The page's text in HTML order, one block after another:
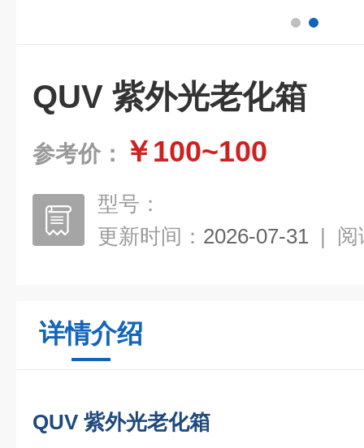
QUV 紫外光老化箱
参考价： ￥100~100
型号：
更新时间： 2026-07-31 | 阅
详情介绍
QUV 紫外光老化箱